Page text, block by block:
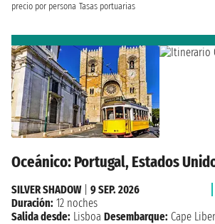
precio por persona Tasas portuarias
Oceánico: Portugal, Estados
SILVER SHADOW| 9 SEP. 2026
Duración: 12 noches
Salida desde: Lisboa Desembarque: Cape